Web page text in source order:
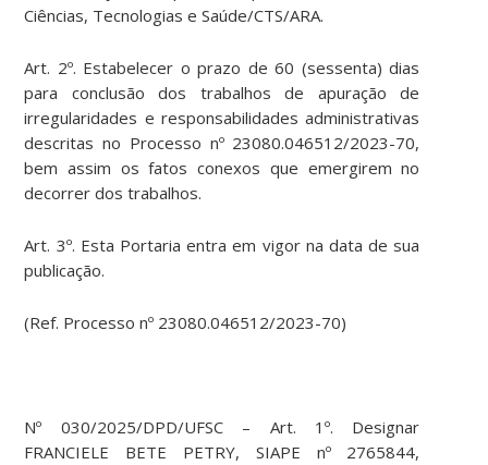
Ciências, Tecnologias e Saúde/CTS/ARA.
Art. 2º. Estabelecer o prazo de 60 (sessenta) dias
para conclusão dos trabalhos de apuração de
irregularidades e responsabilidades administrativas
descritas no Processo nº 23080.046512/2023-70,
bem assim os fatos conexos que emergirem no
decorrer dos trabalhos.
Art. 3º. Esta Portaria entra em vigor na data de sua
publicação.
(Ref. Processo nº 23080.046512/2023-70)
Nº 030/2025/DPD/UFSC – Art. 1º. Designar
FRANCIELE BETE PETRY, SIAPE nº 2765844,